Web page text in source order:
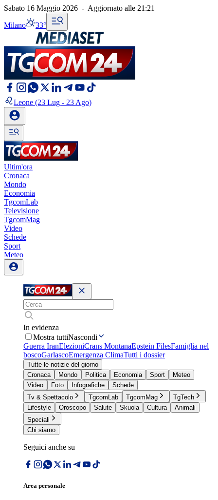
Sabato 16 Maggio 2026 - Aggiornato alle 21:21
Milano 33°
Leone (23 Lug - 23 Ago)
Ultim'ora
Cronaca
Mondo
Economia
TgcomLab
Televisione
TgcomMag
Video
Schede
Sport
Meteo
In evidenza
Mostra tuttiNascondi
Guerra IranElezioniCrans MontanaEpstein FilesFamiglia nel
boscoGarlascoEmergenza ClimaTutti i dossier
Tutte le notizie del giorno
Cronaca
Mondo Politica Economia Sport
Meteo
Video
Foto Infografiche
Schede
Tv & Spettacolo
TgcomLab TgcomMag
TgTech
Lifestyle
Oroscopo Salute Skuola Cultura
Animali
Speciali
Chi siamo
Seguici anche su
Area personale